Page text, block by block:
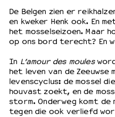
EDUCATIE
Filmprogramma’s Primair
Filmprogramma’s VO/MBO
Speciale
De Belgen zien er
en kweker Henk ook. En
het mosselseizoen. Maar
op ons bord terecht? En
In L’amour des moules
het leven van de Zeeuwse
levenscyclus: de mossel
houvast zoekt, en de
storm. Onderweg komt de
tegen die ook verliefd